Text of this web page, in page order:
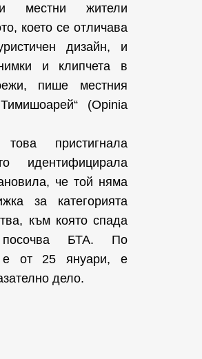
местни жители
което се отличава
дизайн, и
и клипчета в
пише местния
(Opinia
пристигнала
идентифицирала
че той няма
за категорията
към която спада
посочва БТА. По
е от 25 януари, е
дело.